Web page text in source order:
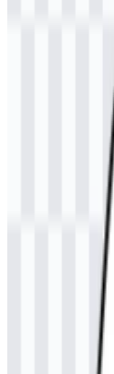
Lembaga ini
tinggi swasta
2013 melalui
pendidikan,
mendukung
yang mencari
(UNSAM)
misi akademik
Arti dan
Lambang resmi
yang mewakili
dan identitas
membuat
akademik dan
dengan nama
membantu
resmi universitas.
Dari sisi praktis,
identitas